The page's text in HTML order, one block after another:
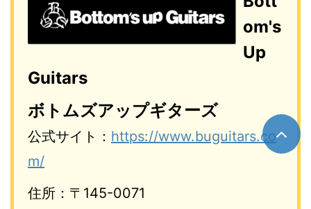
om's
Up
Guitars
ボトムズアップギターズ
公式サイト： https://www.buguitars.co
m/
住所：〒145-0071